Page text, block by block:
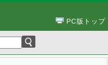
PC版トップ